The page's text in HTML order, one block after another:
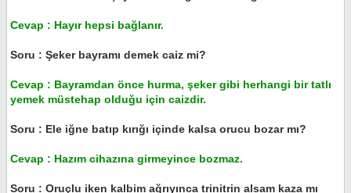
Cevap : Hayır hepsi bağlanır.
Soru : Şeker bayramı demek caiz mi?
Cevap : Bayramdan önce hurma, şeker gibi herhangi bir tatlı
yemek müstehap olduğu için caizdir.
Soru : Ele iğne batıp kırığı içinde kalsa orucu bozar mı?
Cevap : Hazım cihazına girmeyince bozmaz.
Soru : Oruçlu iken kalbim ağrıyınca trinitrin alsam kaza mı